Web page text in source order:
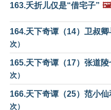
163.夭折儿仅是“借宅子” 🖼️
164.天下奇谭（14）卫叔
次）
165.天下奇谭（17）张道
次）
166.天下奇谭（25）范小
次）